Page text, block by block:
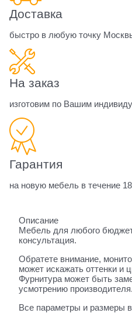
Доставка
быстро в любую точку
На заказ
изготовим по Вашим
Гарантия
на новую мебель в течение
Описание
Мебель для любого
консультация.
Обратете внимание,
может искажать оттенки и
Фурнитура может быть
усмотрению производителя.
Все параметры и размеры